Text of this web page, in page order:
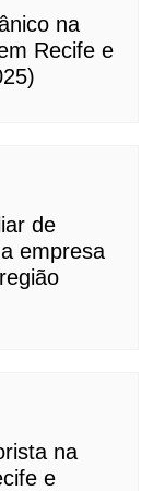
na
Recife e
de
empresa
na
e